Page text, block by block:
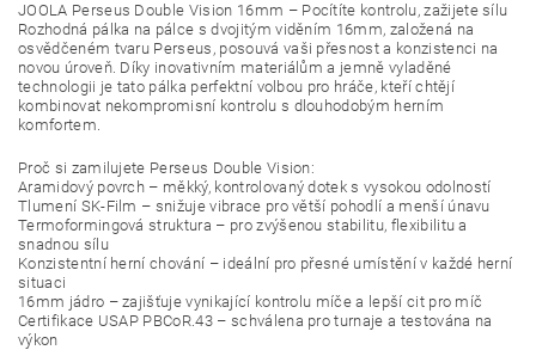
JOOLA Perseus Double Vision 16mm – Pocítíte kontrolu, zažijete sílu
Rozhodná pálka na pálce s dvojitým viděním 16mm, založená na
osvědčeném tvaru Perseus, posouvá vaši přesnost a konzistenci na
novou úroveň. Díky inovativním materiálům a jemně vyladěné
technologii je tato pálka perfektní volbou pro hráče, kteří chtějí
kombinovat nekompromisní kontrolu s dlouhodobým herním
komfortem.
Proč si zamilujete Perseus Double Vision:
Aramidový povrch – měkký, kontrolovaný dotek s vysokou odolností
Tlumení SK-Film – snižuje vibrace pro větší pohodlí a menší únavu
Termoformingová struktura – pro zvýšenou stabilitu, flexibilitu a
snadnou sílu
Konzistentní herní chování – ideální pro přesné umístění v každé herní
situaci
16mm jádro – zajišťuje vynikající kontrolu míče a lepší cit pro míč
Certifikace USAP PBCoR.43 – schválena pro turnaje a testována na
výkon